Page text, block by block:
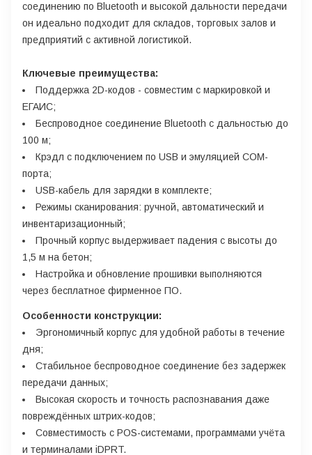
соединению по Bluetooth и высокой дальности передачи
он идеально подходит для складов, торговых залов и
предприятий с активной логистикой.
Ключевые преимущества:
Поддержка 2D-кодов - совместим с маркировкой и
ЕГАИС;
Беспроводное соединение Bluetooth с дальностью до
100 м;
Крэдл с подключением по USB и эмуляцией COM-
порта;
USB-кабель для зарядки в комплекте;
Режимы сканирования: ручной, автоматический и
инвентаризационный;
Прочный корпус выдерживает падения с высоты до
1,5 м на бетон;
Настройка и обновление прошивки выполняются
через бесплатное фирменное ПО.
Особенности конструкции:
Эргономичный корпус для удобной работы в течение
дня;
Стабильное беспроводное соединение без задержек
передачи данных;
Высокая скорость и точность распознавания даже
повреждённых штрих-кодов;
Совместимость с POS-системами, программами учёта
и терминалами iDPRT.